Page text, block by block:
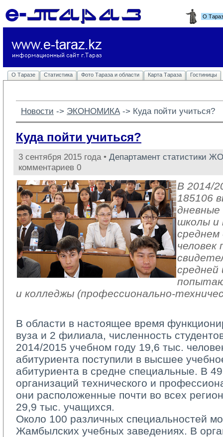
О
О Таразе Статистика Фото Тараза и области Карта Тараза Гостиницы
Новости -> ЭКОНОМИКА -> Куда пойти учиться?
Куда пойти учиться?
3 сентября 2015 года • Департамент статистики ЖО
комментариев 0
В 2014/
185106
школы и
среднем
человек
и колледжы (профессионально-
В области в настоящее время
вуза и 2 филиала, численность
2014/2015 учебном году 19,6 тыс.
абитуриента поступили в высшее
абитуриента в средне специальные. В
организаций технического и
они расположенные почти во всех
29,9 тыс. учащихся.
Около 100 различных специальностей
Жамбылских учебных заведениях. В